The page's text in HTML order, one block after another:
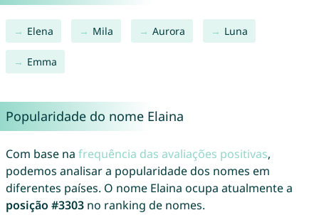
Elena Mila Aurora Luna
Emma
Popularidade do nome Elaina
Com base na frequência das avaliações positivas,
podemos analisar a popularidade dos nomes em
diferentes países. O nome Elaina ocupa atualmente a
posição #3303no ranking de nomes.